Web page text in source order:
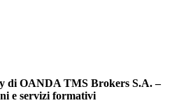
di OANDA TMS Brokers S.A. –
e servizi formativi